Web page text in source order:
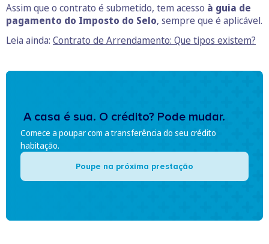
Assim que o contrato é submetido, tem acesso à guia de
pagamento do Imposto do Selo, sempre que é aplicável.
Leia ainda: Contrato de Arrendamento: Que tipos existem?
A casa é sua. O crédito? Pode mudar.
Comece a poupar com a transferência do seu crédito
habitação.
Poupe na próxima prestação